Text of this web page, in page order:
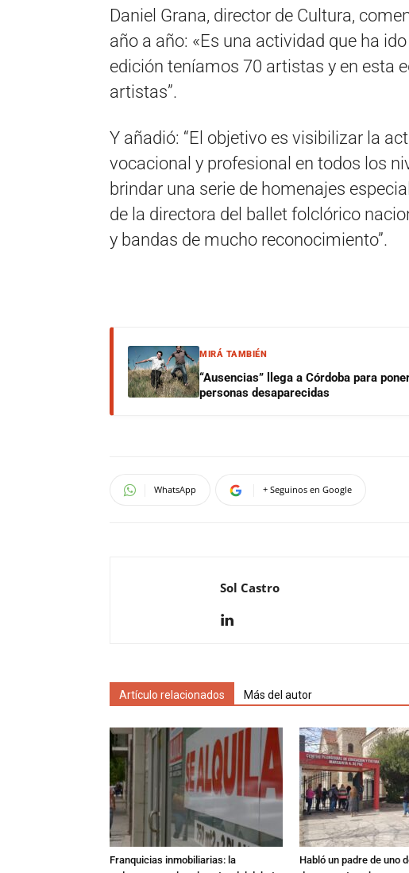
Daniel Grana, director de Cultura,
año a año: «Es una actividad que ha
edición teníamos 70 artistas y en esta
artistas”.
Y añadió: “El objetivo es visibilizar la
vocacional y profesional en todos los
brindar una serie de homenajes
de la directora del ballet folclórico
y bandas de mucho reconocimiento”.
MIRÁ TAMBIÉN
“Ausencias” llega a Córdoba para
personas desaparecidas
WhatsApp + Seguinos en Google
Sol Castro
Artículo relacionados Más del autor
Franquicias inmobiliarias: la
Habló un padre de uno